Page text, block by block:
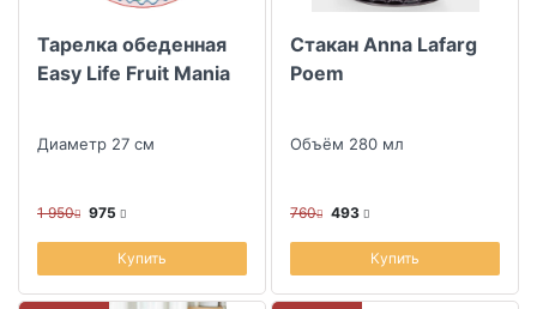
Тарелка обеденная
Easy Life Fruit Mania
Диаметр 27 см
1 950 975
Купить
Стакан Anna Lafarg
Poem
Объём 280 мл
760 493
Купить